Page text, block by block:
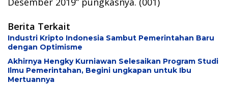
Berita Terkait
Industri Kripto Indonesia Sambut Pemerintahan Baru
dengan Optimisme
Akhirnya Hengky Kurniawan Selesaikan Program Studi
Ilmu Pemerintahan, Begini ungkapan untuk Ibu
Mertuannya